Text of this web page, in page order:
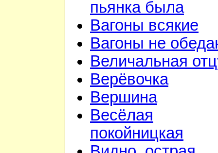
пьянка была
Вагоны всякие
Вагоны не
Величальная
Верёвочка
Вершина
Весёлая
покойницкая